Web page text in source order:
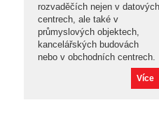
rozvaděčích nejen v datových
centrech, ale také v
průmyslových objektech,
kancelářských budovách
nebo v obchodních centrech.
Více